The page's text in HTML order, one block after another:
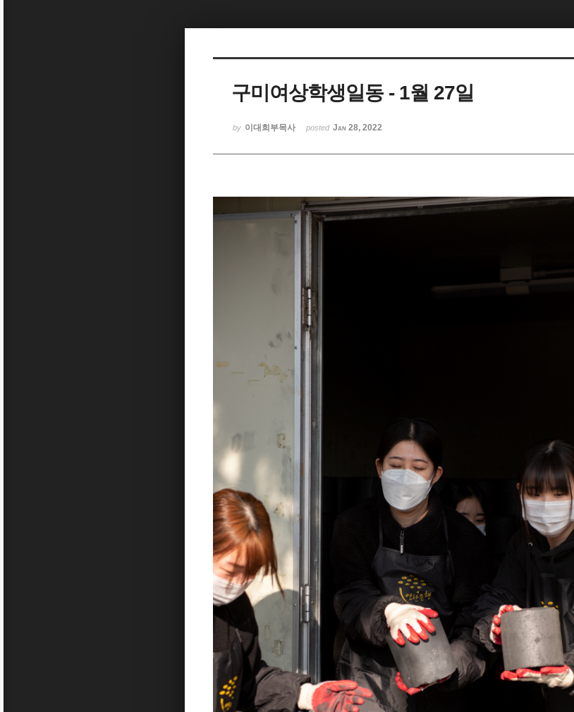
구미여상학생일동 - 1월 27일
by 이대희부목사 posted Jan 28, 2022
Sketchbook5, 스케치북5
Sketchbook5, 스케치북5